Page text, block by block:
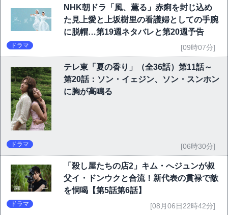
NHK朝ドラ「風、薫る」赤痢を封じ込め
た見上愛と上坂樹里の看護婦としての手腕
に脱帽…第19週ネタバレと第20週予告
ドラマ [09時07分]
テレ東「夏の香り」（全36話）第11話～
第20話：ソン・イェジン、ソン・スンホン
に胸が高鳴る
ドラマ [06時30分]
「殺し屋たちの店2」キム・へジュンが叔
父イ・ドンウクと合流！新代表の貫禄で敵
を恫喝【第5話第6話】
ドラマ [08月06日22時42分]